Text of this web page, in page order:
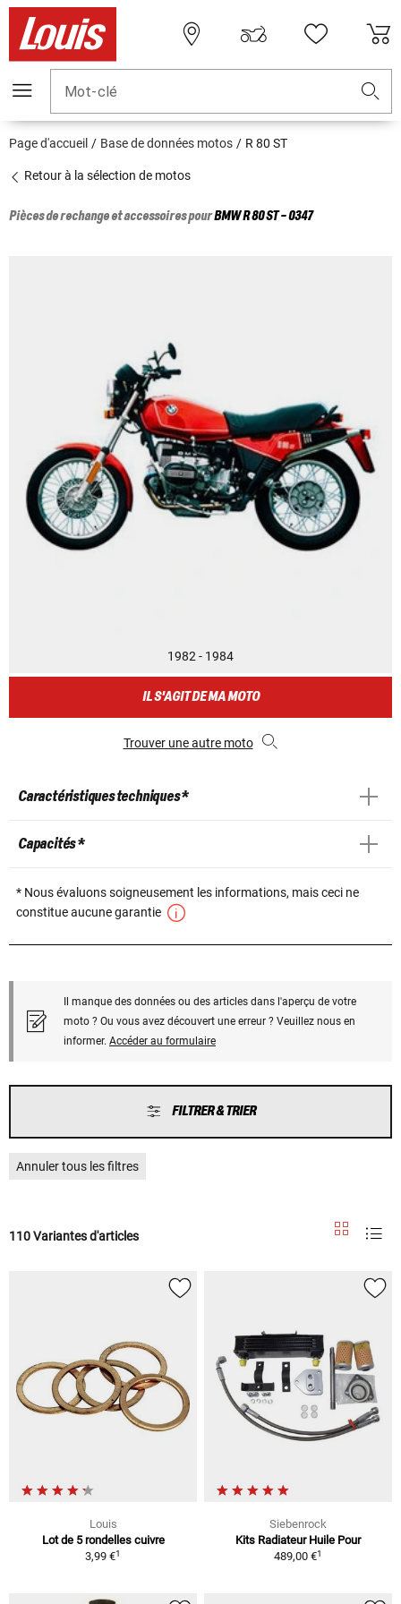
Mot-clé
Page d'accueil Base de données motos R 80 ST
Retour à la sélection de motos
Pièces de rechange et accessoires pourBMWR 80 ST - 0347
1982 - 1984
IL S'AGIT DE MA MOTO
Trouver une autre moto
Caractéristiques techniques *
Capacités *
* Nous évaluons soigneusement les informations, mais ceci ne
constitue aucune garantie
Il manque des données ou des articles dans l'aperçu de votre
moto ? Ou vous avez découvert une erreur ? Veuillez nous en
informer. Accéder au formulaire
FILTRER & TRIER
Annuler tous les filtres
110 Variantes d'articles
Louis
Lot de 5 rondelles cuivre
3,99 €1
Siebenrock
Kits Radiateur Huile Pour
489,00 €1